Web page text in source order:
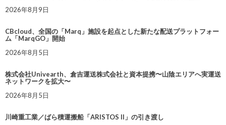
2026年8月9日
CBcloud、全国の「Marq」施設を起点とした新たな配送プラットフォー
ム「MarqGO」開始
2026年8月5日
株式会社Univearth、倉吉運送株式会社と資本提携〜山陰エリアへ実運送
ネットワークを拡大〜
2026年8月5日
川崎重工業／ばら積運搬船「ARISTOS II」の引き渡し